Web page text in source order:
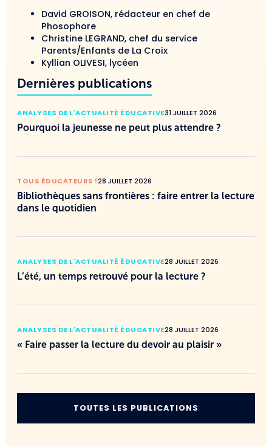
David GROISON, rédacteur en chef de
Phosophore
Christine LEGRAND, chef du service
Parents/Enfants de La Croix
Kyllian OLIVESI, lycéen
Dernières publications
ANALYSES DE L'ACTUALITÉ ÉDUCATIVE31 JUILLET 2026
Pourquoi la jeunesse ne peut plus attendre ?
TOUS ÉDUCATEURS !28 JUILLET 2026
Bibliothèques sans frontières : faire entrer la lecture
dans le quotidien
ANALYSES DE L'ACTUALITÉ ÉDUCATIVE28 JUILLET 2026
L’été, un temps retrouvé pour la lecture ?
ANALYSES DE L'ACTUALITÉ ÉDUCATIVE28 JUILLET 2026
« Faire passer la lecture du devoir au plaisir »
TOUTES LES PUBLICATIONS